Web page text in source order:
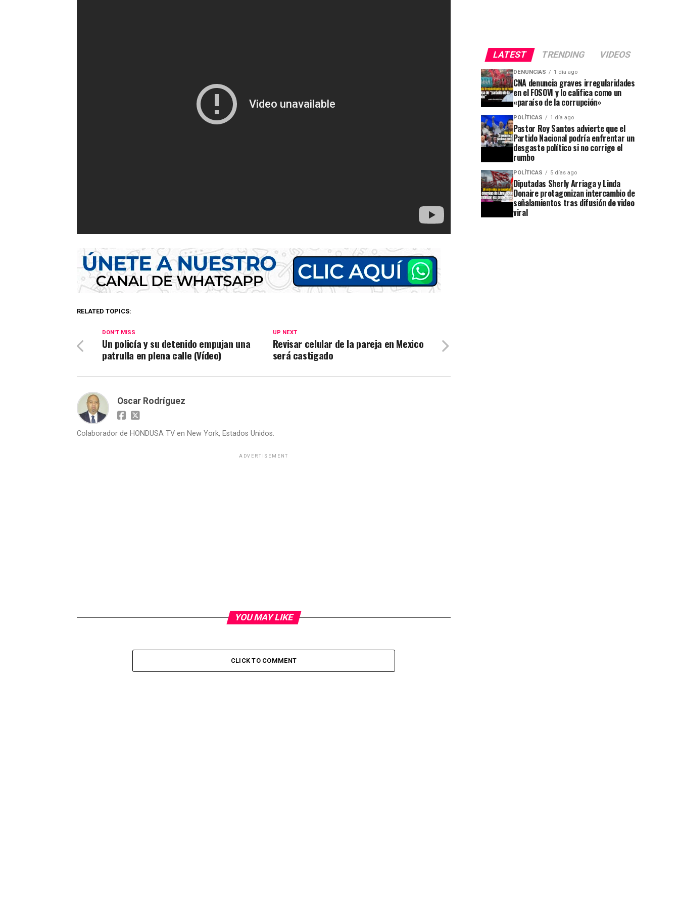
RELATED TOPICS:
UP NEXT
Revisar celular de la pareja en Mexico
será castigado
DON'T MISS
Un policía y su detenido empujan una
patrulla en plena calle (Vídeo)
Oscar Rodríguez
Colaborador de HONDUSA TV en New York, Estados Unidos.
ADVERTISEMENT
YOU MAY LIKE
CLICK TO COMMENT
LATEST TRENDING VIDEOS
DENUNCIAS 1 día ago
CNA denuncia graves irregularidades
en el FOSOVI y lo califica como un
«paraíso de la corrupción»
POLÍTICAS 1 día ago
Pastor Roy Santos advierte que el
Partido Nacional podría enfrentar un
desgaste político si no corrige el
rumbo
POLÍTICAS 5 días ago
Diputadas Sherly Arriaga y Linda
Donaire protagonizan intercambio de
señalamientos tras difusión de video
viral